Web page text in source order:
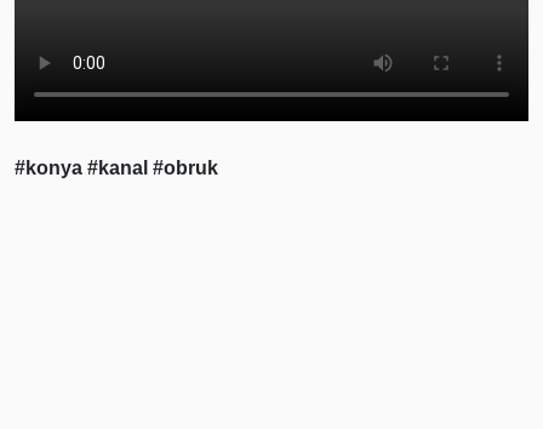
#konya #kanal #obruk